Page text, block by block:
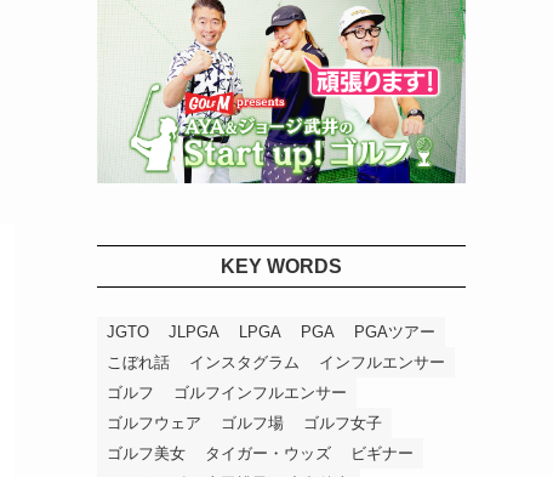
KEY WORDS
JGTO JLPGA LPGA PGA
PGAツアー
こぼれ話
インスタグラム
インフルエンサー
ゴルフ
ゴルフインフルエンサー
ゴルフウェア
ゴルフ場
ゴルフ女子
ゴルフ美女
タイガー・ウッズ
ビギナー